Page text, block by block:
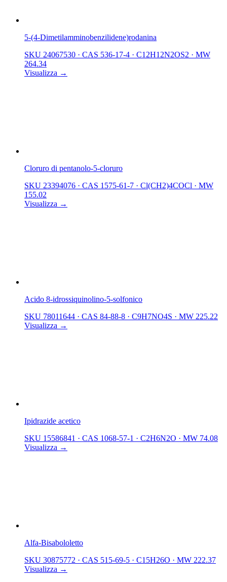
5-(4-Dimetilamminobenzilidene)rodanina
SKU 24067530 · CAS 536-17-4 · C12H12N2OS2 · MW
264.34
Visualizza →
Cloruro di pentanolo-5-cloruro
SKU 23394076 · CAS 1575-61-7 · Cl(CH2)4COCl · MW
155.02
Visualizza →
Acido 8-idrossiquinolino-5-solfonico
SKU 78011644 · CAS 84-88-8 · C9H7NO4S · MW 225.22
Visualizza →
Ipidrazide acetico
SKU 15586841 · CAS 1068-57-1 · C2H6N2O · MW 74.08
Visualizza →
Alfa-Bisabololetto
SKU 30875772 · CAS 515-69-5 · C15H26O · MW 222.37
Visualizza →